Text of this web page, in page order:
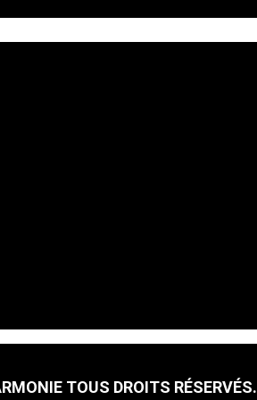
TOUS DROITS RÉSERVÉS.